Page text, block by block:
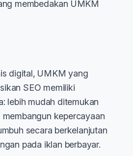
membedakan UMKM
digital, UMKM yang
SEO memiliki
lebih mudah ditemukan
kepercayaan
secara berkelanjutan
pada iklan berbayar.